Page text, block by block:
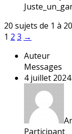
20 sujets de 1 à
1 2 3 →
Auteur
Messages
4 juillet
Participant